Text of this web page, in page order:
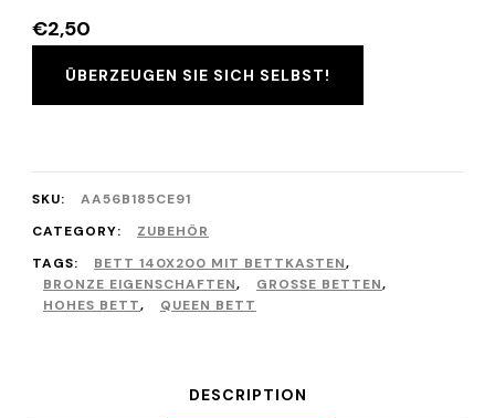
€2,50
ÜBERZEUGEN SIE SICH SELBST!
SKU:
AA56B185CE91
CATEGORY:
ZUBEHÖR
TAGS:
BETT 140X200 MIT BETTKASTEN,
BRONZE EIGENSCHAFTEN, GROSSE BETTEN
,
HOHES BETT, QUEEN BETT
DESCRIPTION